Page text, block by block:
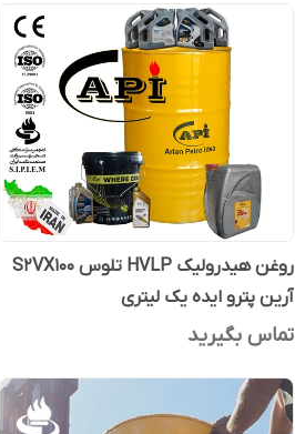
روغن هیدرولیک HVLP تلوس S2VX100
آرین پترو ایده یک لیتری
تماس بگیرید